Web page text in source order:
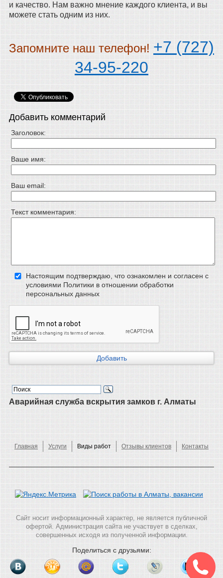
и качество. Нам важно мнение каждого клиента, и вы
можете стать одним из них.
Запомните наш телефон! +7 (727)
34-95-220
Добавить комментарий
Заголовок:
Ваше имя:
Ваш email:
Текст комментария:
Настоящим подтверждаю, что ознакомлен и согласен с
условиями Политики в отношении обработки
персональных данных
Аварийная служба вскрытия замков г. Алматы
Главная Услуги Виды работ Отзывы клиентов Контакты
Сайт носит информационный характер, не является публичной
офертой. Администрация сайта не участвует в сделках,
совершенных исходя из полученной информации.
Поделиться с друзьями: